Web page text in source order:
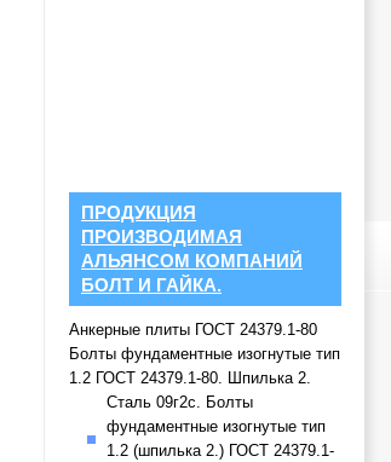
ПРОДУКЦИЯ
ПРОИЗВОДИМАЯ
АЛЬЯНСОМ КОМПАНИЙ
БОЛТ И ГАЙКА.
Анкерные плиты ГОСТ 24379.1-80
Болты фундаментные изогнутые тип
1.2 ГОСТ 24379.1-80. Шпилька 2.
Сталь 09г2с. Болты
фундаментные изогнутые тип
1.2 (шпилька 2.) ГОСТ 24379.1-